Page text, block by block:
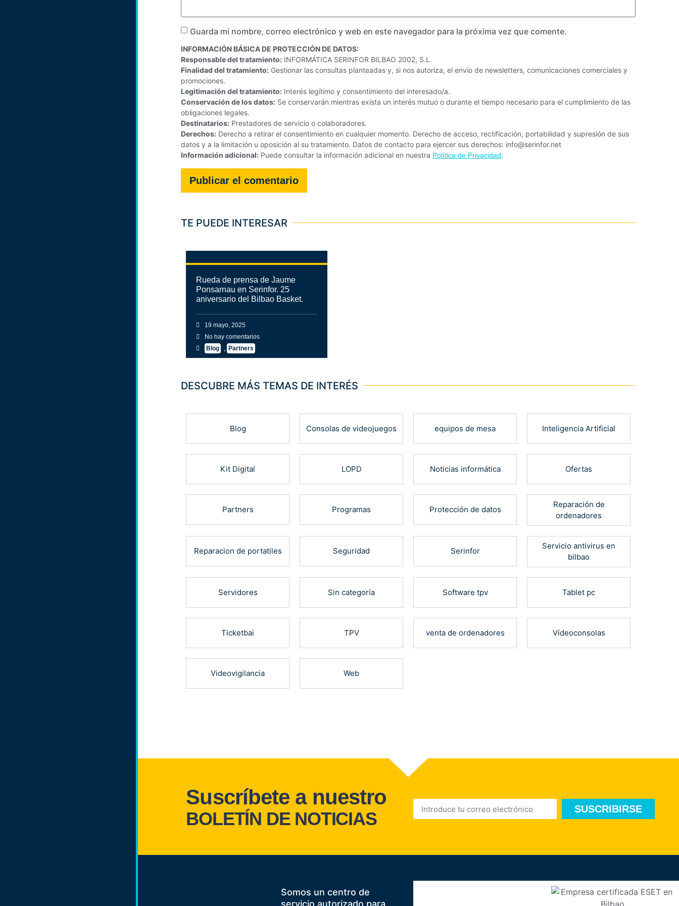
Guarda mi nombre, correo electrónico y web en este navegador para la próxima vez que comente.
INFORMACIÓN BÁSICA DE PROTECCIÓN DE DATOS:
Responsable del tratamiento: INFORMÁTICA SERINFOR BILBAO 2002, S.L.
Finalidad del tratamiento: Gestionar las consultas planteadas y, si nos autoriza, el envío de newsletters, comunicaciones comerciales y
promociones.
Legitimación del tratamiento: Interés legítimo y consentimiento del interesado/a.
Conservación de los datos: Se conservarán mientras exista un interés mutuo o durante el tiempo necesario para el cumplimiento de las
obligaciones legales.
Destinatarios: Prestadores de servicio o colaboradores.
Derechos: Derecho a retirar el consentimiento en cualquier momento. Derecho de acceso, rectificación, portabilidad y supresión de sus
datos y a la limitación u oposición al su tratamiento. Datos de contacto para ejercer sus derechos: info@serinfor.net
Información adicional: Puede consultar la información adicional en nuestra Política de Privacidad.
TE PUEDE INTERESAR
Rueda de prensa de Jaume
Ponsarnau en Serinfor. 25
aniversario del Bilbao Basket.
19 mayo, 2025
No hay comentarios
Blog
, Partners
DESCUBRE MÁS TEMAS DE INTERÉS
Blog Consolas de videojuegos equipos de mesa Inteligencia Artificial
Kit Digital LOPD Noticias informática Ofertas
Partners Programas Protección de datos
Reparación de
ordenadores
Reparacion de portatiles Seguridad Serinfor
Servicio antivirus en
bilbao
Servidores Sin categoría Software tpv Tablet pc
Ticketbai TPV venta de ordenadores Vídeoconsolas
Videovigilancia Web
Suscríbete a nuestro
BOLETÍN DE NOTICIAS SUSCRIBIRSE
Somos un centro de
servicio autorizado para